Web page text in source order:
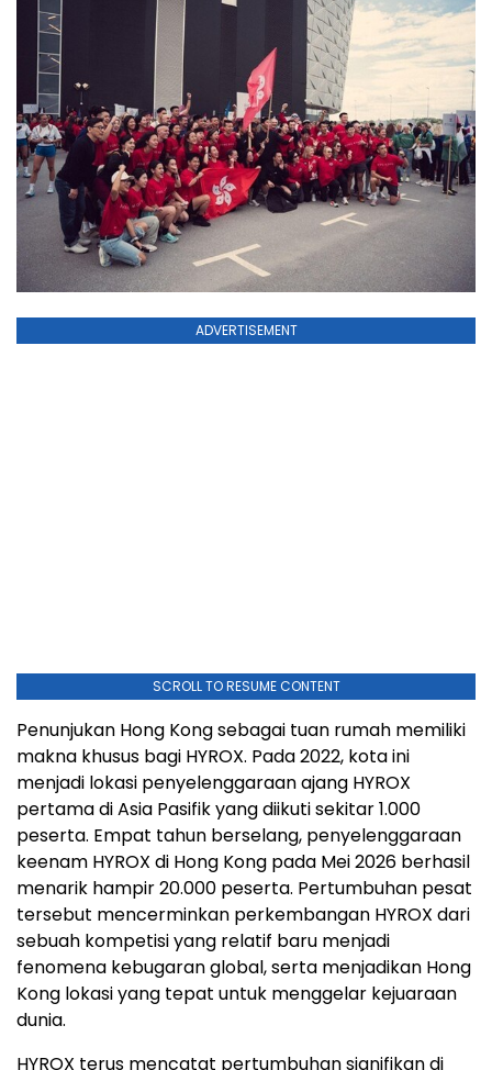
ADVERTISEMENT
SCROLL TO RESUME CONTENT
Penunjukan Hong Kong sebagai tuan rumah memiliki
makna khusus bagi HYROX. Pada 2022, kota ini
menjadi lokasi penyelenggaraan ajang HYROX
pertama di Asia Pasifik yang diikuti sekitar 1.000
peserta. Empat tahun berselang, penyelenggaraan
keenam HYROX di Hong Kong pada Mei 2026 berhasil
menarik hampir 20.000 peserta. Pertumbuhan pesat
tersebut mencerminkan perkembangan HYROX dari
sebuah kompetisi yang relatif baru menjadi
fenomena kebugaran global, serta menjadikan Hong
Kong lokasi yang tepat untuk menggelar kejuaraan
dunia.
HYROX terus mencatat pertumbuhan signifikan di